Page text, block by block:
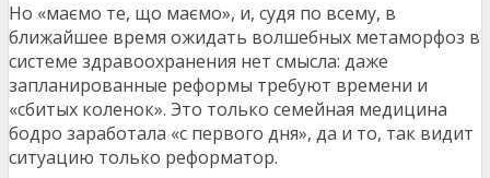
Но «маємо те, що маємо», и, судя по всему, в
ближайшее время ожидать волшебных метаморфоз в
системе здравоохранения нет смысла: даже
запланированные реформы требуют времени и
«сбитых коленок». Это только семейная медицина
бодро заработала «с первого дня», да и то, так видит
ситуацию только реформатор.